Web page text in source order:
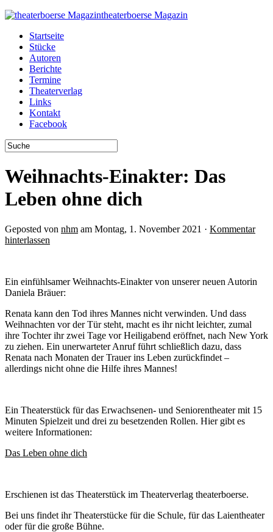
theaterboerse Magazin
Startseite
Stücke
Autoren
Berichte
Termine
Theaterverlag
Links
Kontakt
Facebook
Weihnachts-Einakter: Das
Leben ohne dich
Geposted von nhm am Montag, 1. November 2021 · Kommentar
hinterlassen
Ein einfühlsamer Weihnachts-Einakter von unserer neuen Autorin
Daniela Bräuer:
Renata kann den Tod ihres Mannes nicht verwinden. Und dass
Weihnachten vor der Tür steht, macht es ihr nicht leichter, zumal
ihre Tochter ihr zwei Tage vor Heiligabend eröffnet, nach New York
zu ziehen. Ein unerwarteter Anruf führt schließlich dazu, dass
Renata nach Monaten der Trauer ins Leben zurückfindet –
allerdings nicht ohne die Hilfe ihres Mannes!
Ein Theaterstück für das Erwachsenen- und Seniorentheater mit 15
Minuten Spielzeit und drei zu besetzenden Rollen. Hier gibt es
weitere Informationen:
Das Leben ohne dich
Erschienen ist das Theaterstück im Theaterverlag theaterboerse.
Bei uns findet ihr Theaterstücke für die Schule, für das Laientheater
oder für die große Bühne.